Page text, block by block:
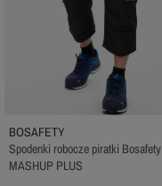
BOSAFETY
Spodenki robocze piratki Bosafety
MASHUP PLUS